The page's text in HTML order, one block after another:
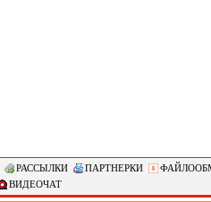
РАССЫЛКИ ПАРТНЕРКИ
ВИДЕОЧАТ